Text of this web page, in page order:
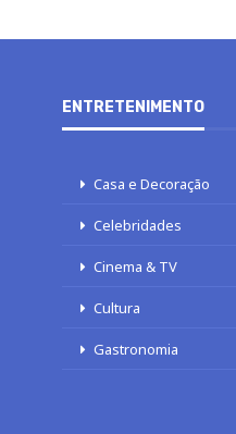
ENTRETENIMENTO
Casa e Decoração
Celebridades
Cinema & TV
Cultura
Gastronomia